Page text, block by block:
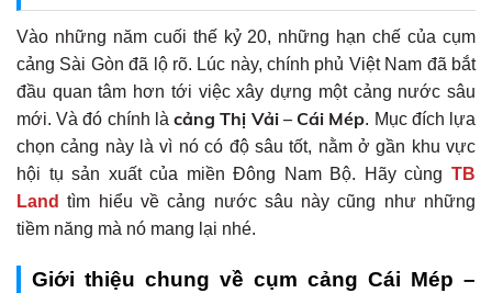
Vào những năm cuối thế kỷ 20, những hạn chế của cụm
cảng Sài Gòn đã lộ rõ. Lúc này, chính phủ Việt Nam đã bắt
đầu quan tâm hơn tới việc xây dựng một cảng nước sâu
mới. Và đó chính làcảng Thị Vải – Cái Mép. Mục đích lựa
chọn cảng này là vì nó có độ sâu tốt, nằm ở gần khu vực
hội tụ sản xuất của miền Đông Nam Bộ. Hãy cùng TB
Land tìm hiểu về cảng nước sâu này cũng như những
tiềm năng mà nó mang lại nhé.
Giới thiệu chung về cụm cảng Cái Mép –